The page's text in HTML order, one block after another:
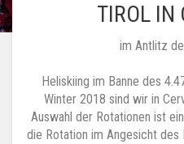
TIROL IN
im Antlitz
Heliskiing im Banne des
Winter 2018 sind wir in
Auswahl der Rotationen ist
die Rotation im Angesicht des